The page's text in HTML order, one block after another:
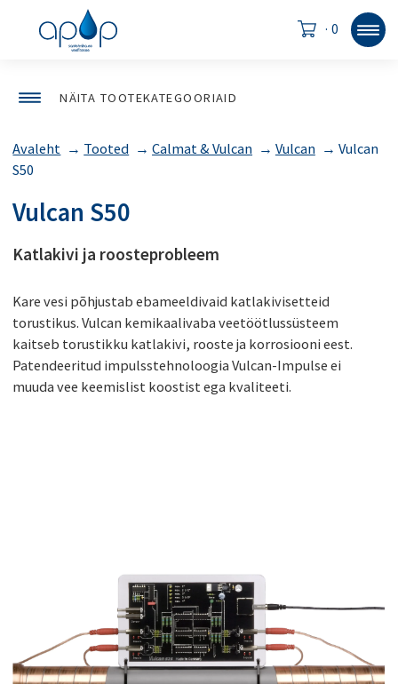
· 0
NÄITA TOOTEKATEGOORIAID
Avaleht → Tooted →Calmat & Vulcan → Vulcan → Vulcan
S50
Vulcan S50
Katlakivi ja roosteprobleem
Kare vesi põhjustab ebameeldivaid katlakivisetteid
torustikus. Vulcan kemikaalivaba veetöötlussüsteem
kaitseb torustikku katlakivi, rooste ja korrosiooni eest.
Patendeeritud impulsstehnoloogia Vulcan-Impulse ei
muuda vee keemislist koostist ega kvaliteeti.